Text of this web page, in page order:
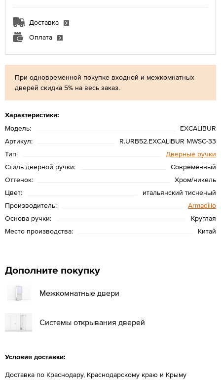
При одновременной покупке входной и межкомнатных
дверей скидка 5% на весь заказ.
Характеристики:
Модель:
EXCALIBUR
Артикул:
R.URB52.EXCALIBUR MWSC-33
Тип:
Дверные ручки
Стиль дверной ручки:
Современный
Оттенок:
Хром/никель
Цвет:
итальянский тисненый
Производитель:
Armadillo
Основа ручки:
Круглая
Место производства:
Китай
Доставка
Оплата
Дополните покупку
Межкомнатные двери
Системы открывания дверей
Условия доставки:
Доставка по Краснодару, Краснодарскому краю и Крыму